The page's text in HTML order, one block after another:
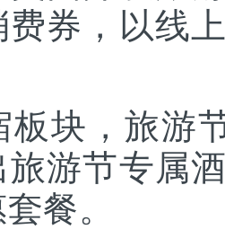
费券，以线
，旅游节
旅游节专属
餐。